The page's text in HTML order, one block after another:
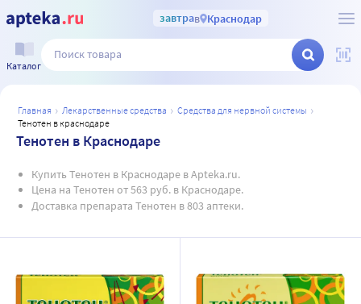
завтрав Краснодар
Каталог
главная лекарственные средства
средства для нервной системы
тенотен в краснодаре
Тенотен в Краснодаре
Купить Тенотен в Краснодаре в Apteka.ru.
Цена на Тенотен от 563 руб. в Краснодаре.
Доставка препарата Тенотен в 803 аптеки.